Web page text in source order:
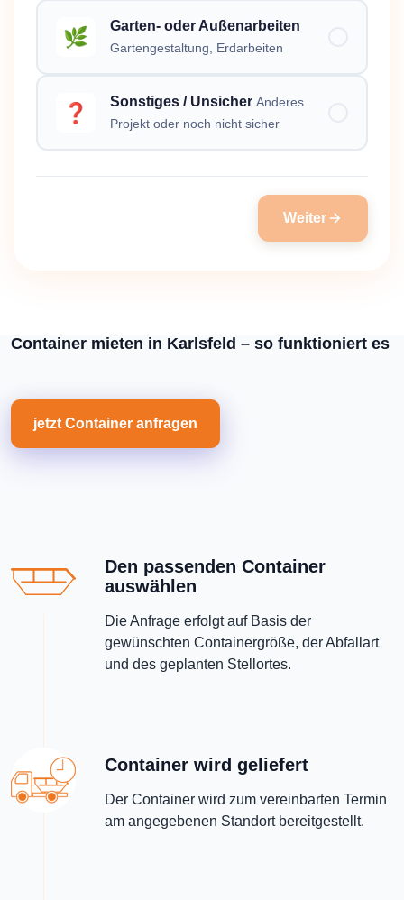
🌿 Garten- oder Außenarbeiten
Gartengestaltung, Erdarbeiten
❓ Sonstiges / Unsicher Anderes
Projekt oder noch nicht sicher
Weiter
Container mieten in Karlsfeld – so funktioniert es
jetzt Container anfragen
Den passenden Container
auswählen
Die Anfrage erfolgt auf Basis der
gewünschten Containergröße, der Abfallart
und des geplanten Stellortes.
Container wird geliefert
Der Container wird zum vereinbarten Termin
am angegebenen Standort bereitgestellt.